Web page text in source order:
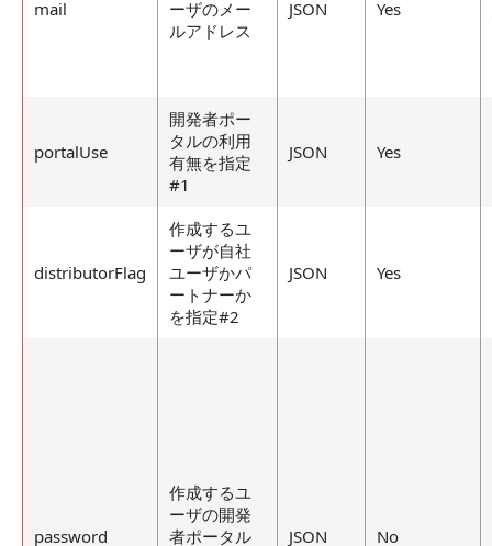
mail
ーザのメー
ルアドレス
JSON Yes
portalUse
開発者ポー
タルの利用
有無を指定
#1
JSON Yes
distributorFlag
作成するユ
ーザが自社
ユーザかパ
ートナーか
を指定#2
JSON Yes
password
作成するユ
ーザの開発
者ポータル
JSON No